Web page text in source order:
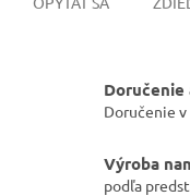
Doručenie
Doručenie v
Výroba
podľa